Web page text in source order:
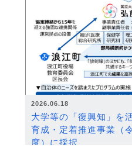
2026.06.18
大学等の「復興知」を
育成・定着推進事業（
度）に採択